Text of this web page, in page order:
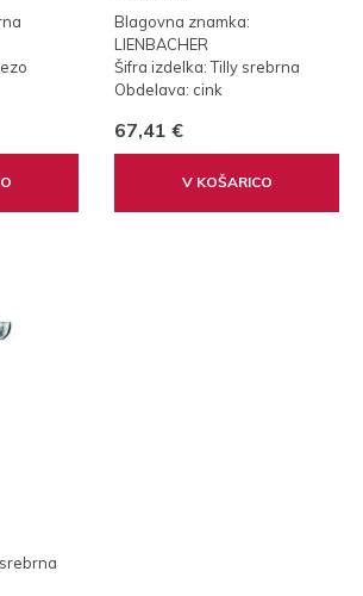
Blagovna znamka:
LIENBACHER
Šifra izdelka: Tilly srebrna
Obdelava: cink
Teža: 0,75 kg
Standard: 92
67,41 €
V KOŠARICO